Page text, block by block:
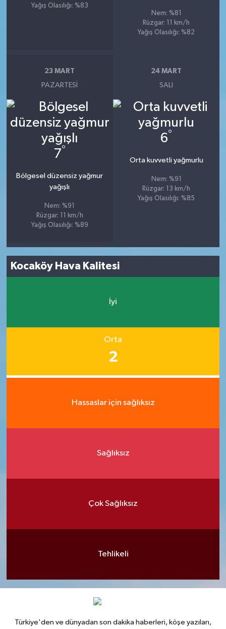
Yağış Olasılığı: %83
Nem: %81
Rüzgar: 11 km/h
Yağış Olasılığı: %82
23 MART
PAZARTESI
7°
Bölgesel düzensiz yağmur
yağışlı
Nem: %91
Rüzgar: 11 km/h
Yağış Olasılığı: %89
24 MART
SALI
6°
Orta kuvvetli yağmurlu
Nem: %91
Rüzgar: 13 km/h
Yağış Olasılığı: %85
Kocaköy Hava Kalitesi
İyi
Orta
2
Hassaslar için sağlıksız
Sağlıksız
Çok Sağlıksız
Tehlikeli
Türkiye'den ve dünyadan son dakika haberleri, köşe yazıları,